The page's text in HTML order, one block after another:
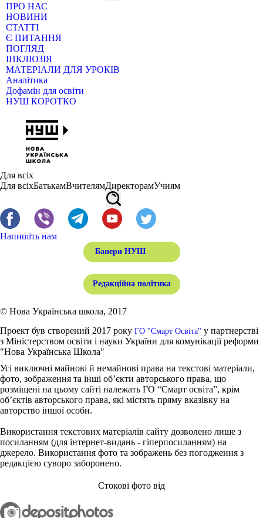
ПРО НАС
НОВИНИ
СТАТТІ
Є ПИТАННЯ
ПОГЛЯД
ІНКЛЮЗІЯ
МАТЕРІАЛИ ДЛЯ УРОКІВ
Аналітика
Дофамін для освіти
НУШ КОРОТКО
Для всіх
Для всіхБатькамВчителямДиректорамУчням
Напишіть нам
Банери НУШ
Редакційна політика
© Нова Українська школа, 2017
Проект був створений 2017 року ГО "Смарт Освіта" у партнерстві
з Міністерством освіти і науки України для комунікації реформи
"Нова Українська Школа"
Усі виключні майнові й немайнові права на текстові матеріали,
фото, зображення та інші об’єкти авторського права, що
розміщені на цьому сайті належать ГО “Смарт освіта”, крім
об’єктів авторського права, які містять пряму вказівку на
авторство іншої особи.
Використання текстових матеріалів сайту дозволено лише з
посиланням (для інтернет-видань - гіперпосиланням) на
джерело. Використання фото та зображень без погодження з
редакцією суворо заборонено.
Стокові фото від